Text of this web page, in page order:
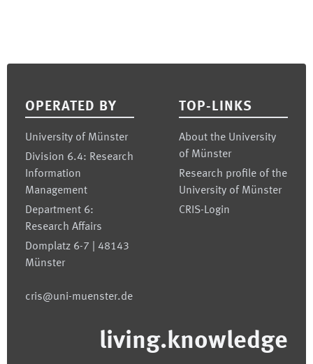
OPERATED BY
University of Münster
Division 6.4: Research
Information
Management
Department 6:
Research Affairs
Domplatz 6-7 | 48143
Münster
cris@uni-muenster.de
TOP-LINKS
About the University
of Münster
Research profile of the
University of Münster
CRIS-Login
living.knowledge